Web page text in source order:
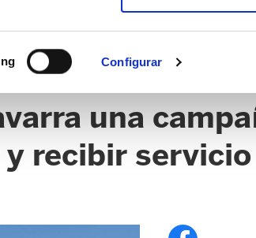
Configurar
una
recibir servicio